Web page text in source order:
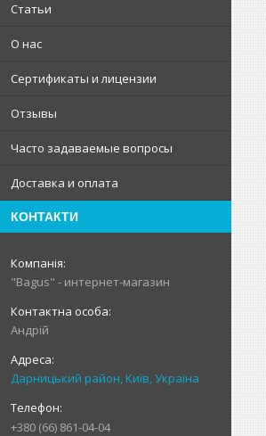
Статьи
О нас
Сертификаты и лицензии
Отзывы
Часто задаваемые вопросы
Доставка и оплата
КОНТАКТИ
"Bagus" - интернет-магазин
Андрій
Дарницький район, Київ, Україна
+380 (66) 861-04-04